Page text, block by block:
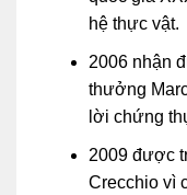
hệ thực vật.
2006 nhận
thưởng
lời chứng
2009 được
Crecchio vì